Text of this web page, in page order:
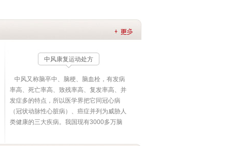
中风康复运动处方
中风又称脑卒中、脑梗、脑血栓，有发病
率高、死亡率高、致残率高、复发率高、并
发症多的特点，所以医学界把它同冠心病
（冠状动脉性心脏病）、癌症并列为威胁人
类健康的三大疾病。我国现有3000多万脑
急剧增长，并且也是越来越年轻化。 脑中